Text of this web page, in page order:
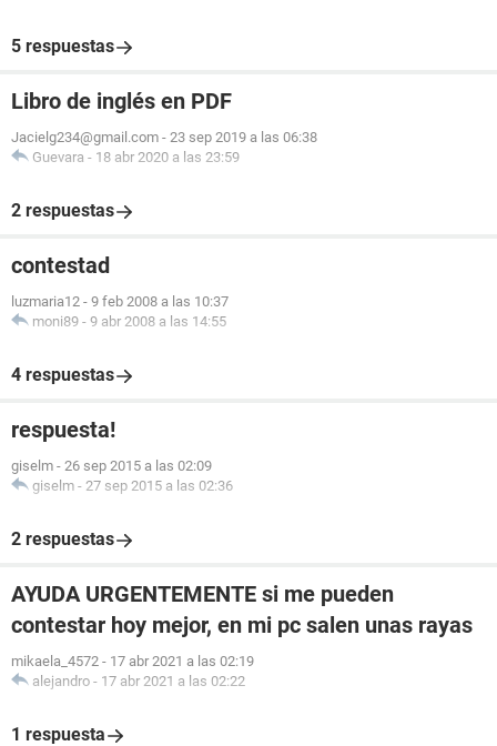
5 respuestas
Libro de inglés en PDF
Jacielg234@gmail.com - 23 sep 2019 a las 06:38
Guevara - 18 abr 2020 a las 23:59
2 respuestas
contestad
luzmaria12 - 9 feb 2008 a las 10:37
moni89 - 9 abr 2008 a las 14:55
4 respuestas
respuesta!
giselm - 26 sep 2015 a las 02:09
giselm - 27 sep 2015 a las 02:36
2 respuestas
AYUDA URGENTEMENTE si me pueden
contestar hoy mejor, en mi pc salen unas rayas
mikaela_4572 - 17 abr 2021 a las 02:19
alejandro - 17 abr 2021 a las 02:22
1 respuesta